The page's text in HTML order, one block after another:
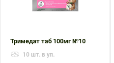
Тримедат таб 100мг №10
10 шт. в уп.